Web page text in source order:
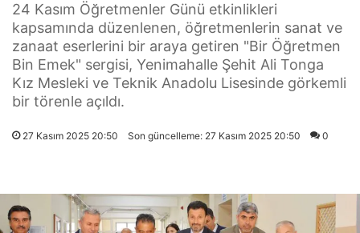
24 Kasım Öğretmenler Günü etkinlikleri
kapsamında düzenlenen, öğretmenlerin sanat ve
zanaat eserlerini bir araya getiren "Bir Öğretmen
Bin Emek" sergisi, Yenimahalle Şehit Ali Tonga
Kız Mesleki ve Teknik Anadolu Lisesinde görkemli
bir törenle açıldı.
27 Kasım 2025 20:50 Son güncelleme: 27 Kasım 2025 20:50 0